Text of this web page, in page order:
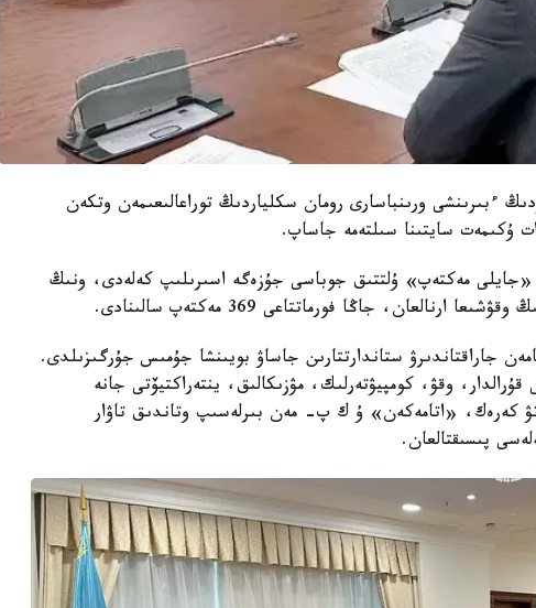
ءبىرىنشى ورىنباسارى رومان سكلياردىڭ توراعالىعىمەن وتكەن
ۇكىمەت سايتىنا سىلتەمە جاساپ.
«جايلى مەكتەپ» ۇلتتىق جوباسى جۇزەگە اسىرىلىپ كەلەدى، ونىڭ
جاراقتاندىرۋ ستاندارتتارىن جاساۋ بويىنشا جۇمىس جۇرگىزىلدى.
وقۋ، كومپيۋتەرلىك، مۋزىكالىق، ينتەراكتيۆتى جانە
كەرەك، «اتامەكەن» ۇ ك پ- مەن بىرلەسىپ وتاندىق تاۋار
پىسىقتالعان.